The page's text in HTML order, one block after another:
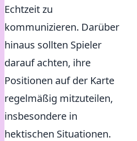
Echtzeit zu
kommunizieren. Darüber
hinaus sollten Spieler
darauf achten, ihre
Positionen auf der Karte
regelmäßig mitzuteilen,
insbesondere in
hektischen Situationen.